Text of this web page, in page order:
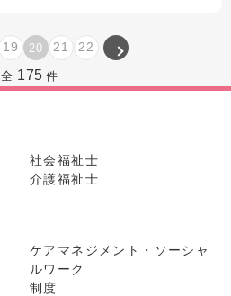
19 20 21 22
全 175 件
社会福祉士
介護福祉士
ケアマネジメント・ソーシャ
ルワーク
制度